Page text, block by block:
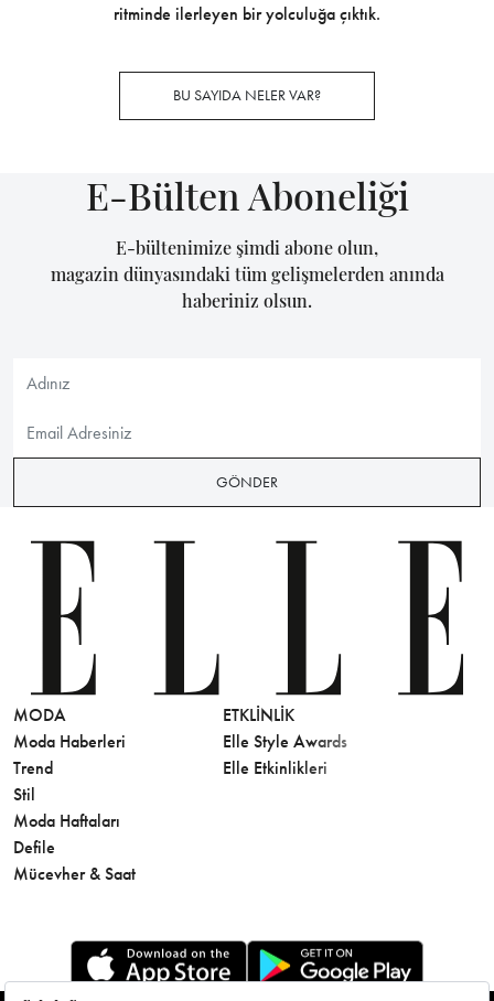
ritminde ilerleyen bir yolculuğa çıktık.
BU SAYIDA NELER VAR?
E-Bülten Aboneliği
E-bültenimize şimdi abone olun,
magazin dünyasındaki tüm gelişmelerden anında
haberiniz olsun.
GÖNDER
MODA
Moda Haberleri
Trend
Stil
Moda Haftaları
Defile
Mücevher & Saat
ETKLINLIK
Elle Style Awards
Elle Etkinlikleri